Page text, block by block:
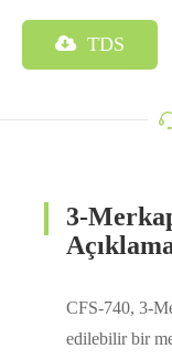
TDS
3-
CFS-740, 3-
edilebilir bir